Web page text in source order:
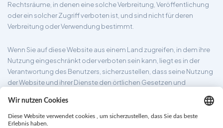
Rechtsräume, in denen eine solche Verbreitung, Veröffentlichung
oder ein solcher Zugriff verboten ist, und sind nicht für deren
Verbreitung oder Verwendung bestimmt.
Wenn Sie auf diese Website aus einem Land zugreifen, in dem ihre
Nutzung eingeschränkt oder verboten sein kann, liegt es in der
Verantwortung des Benutzers, sicherzustellen, dass seine Nutzung
der Website und ihrer Dienste den örtlichen Gesetzen und
seiner Website bereitgestellten Informationen für alle
Rechtsgebiete geeignet sind.